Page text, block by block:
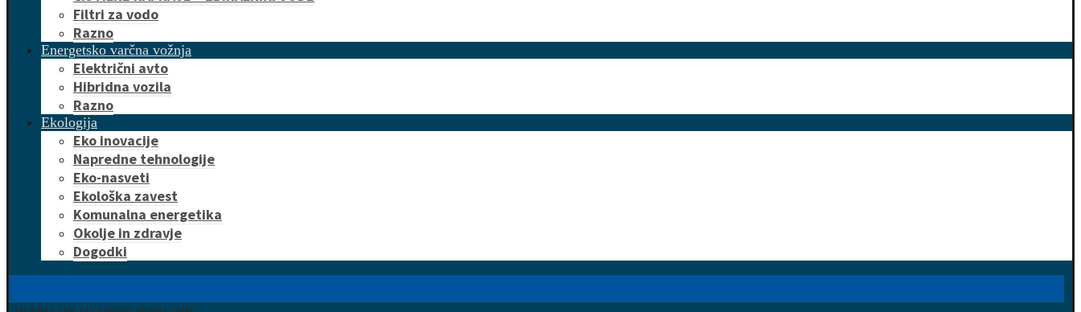
Filtri za vodo
Razno
Energetsko varčna vožnja
Električni avto
Hibridna vozila
Razno
Ekologija
Eko inovacije
Napredne tehnologije
Eko-nasveti
Ekološka zavest
Komunalna energetika
Okolje in zdravje
Dogodki